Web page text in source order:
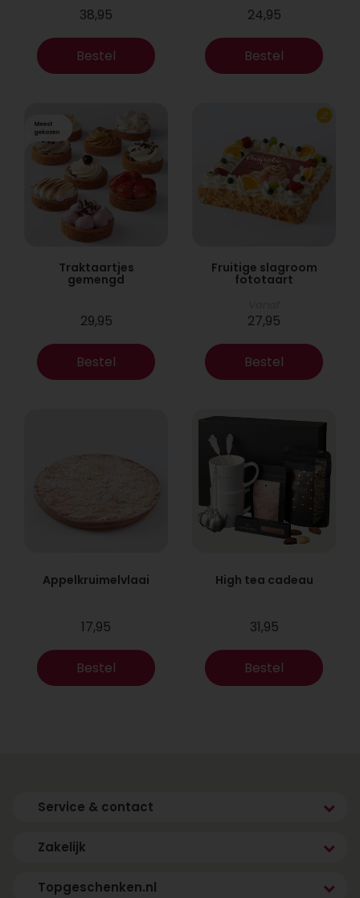
38,95
Bestel
24,95
Bestel
Traktaartjes
gemengd
29,95
Bestel
Fruitige slagroom
fototaart
27,95
Bestel
Appelkruimelvlaai
17,95
Bestel
High tea cadeau
31,95
Bestel
Service & contact
Zakelijk
Topgeschenken.nl